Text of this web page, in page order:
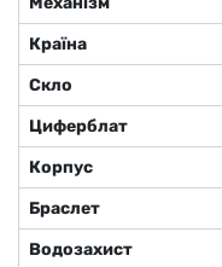
Країна
Скло
Циферблат
Корпус
Браслет
Водозахист